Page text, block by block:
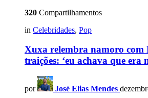
320 Compartilhamentos
in Celebridades, Pop
Xuxa relembra namoro com
traições: ‘eu achava que era
por José Elias Mendes